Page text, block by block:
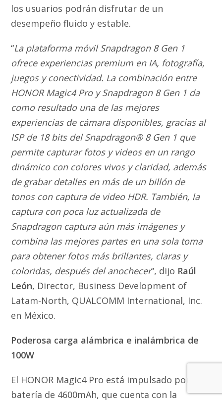
los usuarios podrán disfrutar de un
desempeño fluido y estable.
“La plataforma móvil Snapdragon 8 Gen 1
ofrece experiencias premium en IA, fotografía,
juegos y conectividad. La combinación entre
HONOR Magic4 Pro y Snapdragon 8 Gen 1 da
como resultado una de las mejores
experiencias de cámara disponibles, gracias al
ISP de 18 bits del Snapdragon® 8 Gen 1 que
permite capturar fotos y videos en un rango
dinámico con colores vivos y claridad, además
de grabar detalles en más de un billón de
tonos con captura de video HDR. También, la
captura con poca luz actualizada de
Snapdragon captura aún más imágenes y
combina las mejores partes en una sola toma
para obtener fotos más brillantes, claras y
coloridas, después del anochecer”, dijo Raúl
León, Director, Business Development of
Latam-North, QUALCOMM International, Inc.
en México.
Poderosa carga alámbrica e inalámbrica de
100W
El HONOR Magic4 Pro está impulsado por una
batería de 4600mAh, que cuenta con la